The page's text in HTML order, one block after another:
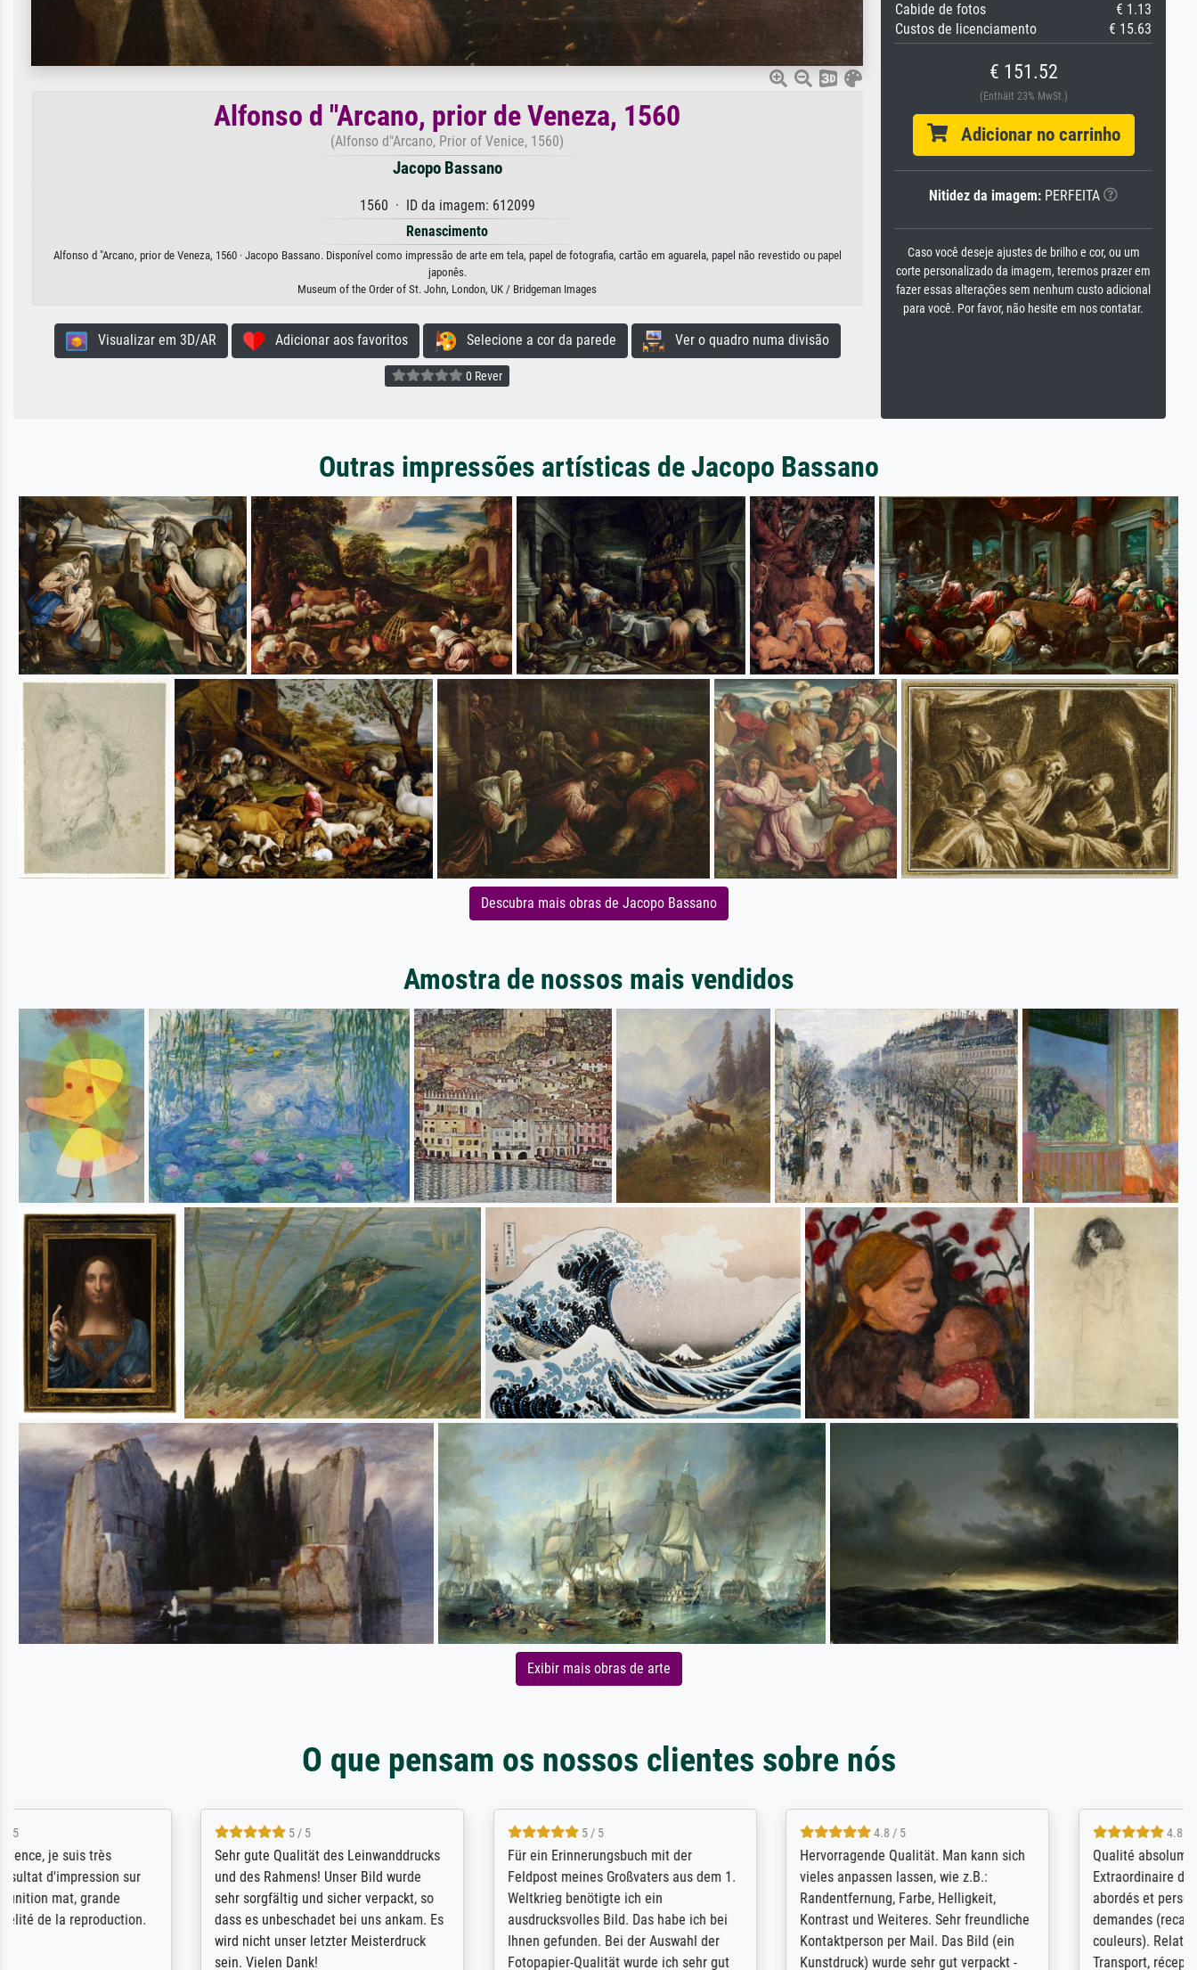
Alfonso d "Arcano, prior de Veneza, 1560
(Alfonso d"Arcano, Prior of Venice, 1560)
Jacopo Bassano
1560 · ID da imagem: 612099
Renascimento
Alfonso d "Arcano, prior de Veneza, 1560 · Jacopo Bassano. Disponível como impressão de arte em tela, papel de fotografia, cartão em aguarela, papel não revestido ou papel
japonês.
Museum of the Order of St. John, London, UK / Bridgeman Images
Visualizar em 3D/AR Adicionar aos favoritos Selecione a cor da parede Ver o quadro numa divisão
0 Rever
Cabide de fotos
€ 1.13
Custos de licenciamento
€ 15.63
€ 151.52
(Enthält 23% MwSt.)
Adicionar no carrinho
Nitidez da imagem: PERFEITA
Caso você deseje ajustes de brilho e cor, ou um
corte personalizado da imagem, teremos prazer em
fazer essas alterações sem nenhum custo adicional
para você. Por favor, não hesite em nos contatar.
Outras impressões artísticas de Jacopo Bassano
Descubra mais obras de Jacopo Bassano
Amostra de nossos mais vendidos
Exibir mais obras de arte
O que pensam os nossos clientes sobre nós
Sehr gute Qualität des Leinwanddrucks
und des Rahmens! Unser Bild wurde
sehr sorgfältig und sicher verpackt, so
dass es unbeschadet bei uns ankam. Es
wird nicht unser letzter Meisterdruck
Für ein Erinnerungsbuch mit der
Feldpost meines Großvaters aus dem 1.
Weltkrieg benötigte ich ein
ausdrucksvolles Bild. Das habe ich bei
Ihnen gefunden. Bei der Auswahl der
Fotopapier-Qualität wurde ich sehr gut
Hervorragende Qualität. Man kann sich
vieles anpassen lassen, wie z.B.:
Randentfernung, Farbe, Helligkeit,
Kontrast und Weiteres. Sehr freundliche
Kontaktperson per Mail. Das Bild (ein
Kunstdruck) wurde sehr gut verpackt -
Qualité absolument irréprochable.
Extraordinaire diversité des thèmes
abordés et personnalisation des
demandes (recadrage, réajustement des
couleurs). Relation clientèle parfaite.
Transport, réception sans aucun